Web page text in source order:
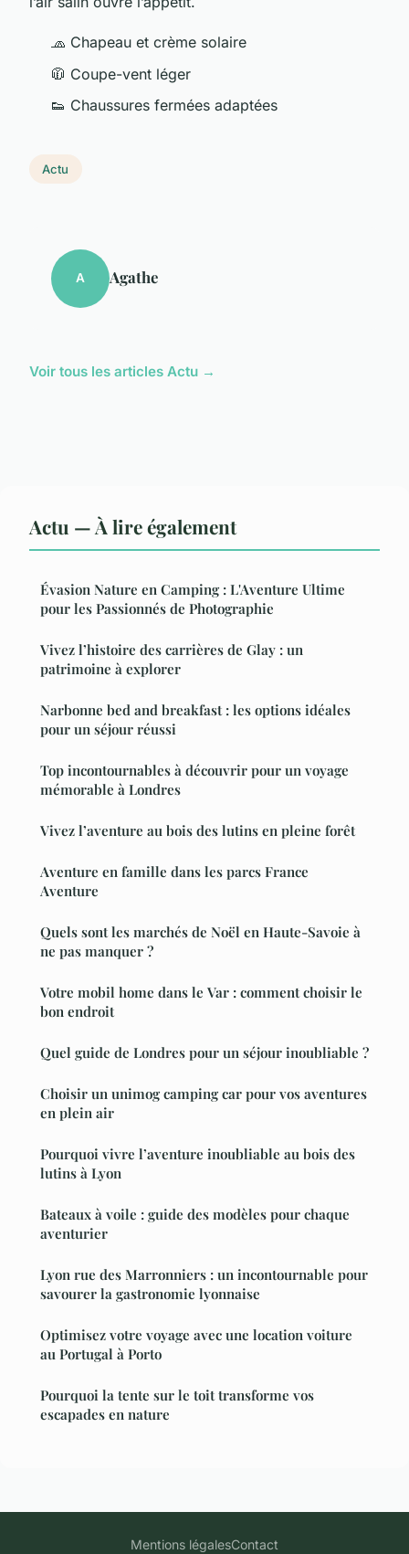
🧢 Chapeau et crème solaire
🧥 Coupe-vent léger
👟 Chaussures fermées adaptées
Actu
A Agathe
Voir tous les articles Actu →
Actu — À lire également
Évasion Nature en Camping : L'Aventure Ultime
pour les Passionnés de Photographie
Vivez l’histoire des carrières de Glay : un
patrimoine à explorer
Narbonne bed and breakfast : les options idéales
pour un séjour réussi
Top incontournables à découvrir pour un voyage
mémorable à Londres
Vivez l’aventure au bois des lutins en pleine forêt
Aventure en famille dans les parcs France
Aventure
Quels sont les marchés de Noël en Haute-Savoie à
ne pas manquer ?
Votre mobil home dans le Var : comment choisir le
bon endroit
Quel guide de Londres pour un séjour inoubliable ?
Choisir un unimog camping car pour vos aventures
en plein air
Pourquoi vivre l’aventure inoubliable au bois des
lutins à Lyon
Bateaux à voile : guide des modèles pour chaque
aventurier
Lyon rue des Marronniers : un incontournable pour
savourer la gastronomie lyonnaise
Optimisez votre voyage avec une location voiture
au Portugal à Porto
Pourquoi la tente sur le toit transforme vos
escapades en nature
Mentions légalesContact